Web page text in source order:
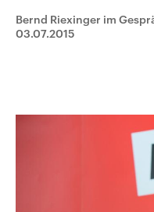
Wahl.
Audio-Archiv
Bernd Riexinger im
03.07.2015